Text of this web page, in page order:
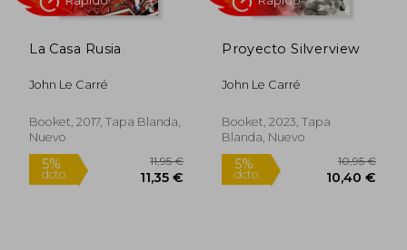
dcto. dcto.
La Casa Rusia
John Le Carré
Booket, 2017, Tapa Blanda,
Nuevo
Proyecto Silverview
John Le Carré
Booket, 2023, Tapa
Blanda, Nuevo